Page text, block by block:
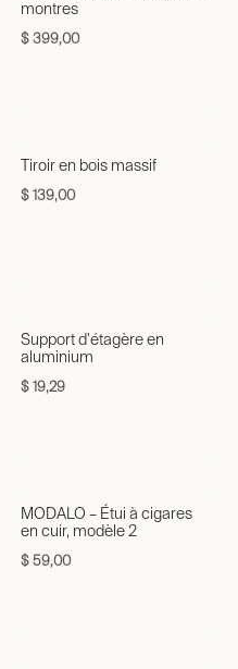
montres
$399,00
Tiroir en bois massif
$139,00
Support d'étagère en
aluminium
$19,29
MODALO – Étui à cigares
en cuir, modèle 2
$59,00